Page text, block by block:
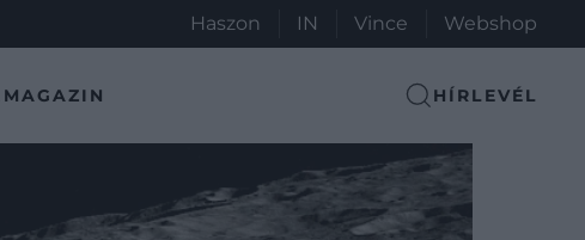
Haszon IN Vince Webshop
MAGAZIN HÍRLEVÉL